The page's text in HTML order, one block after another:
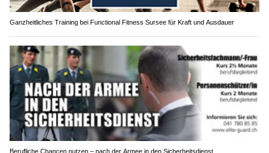
Ganzheitliches Training bei Functional Fitness Sursee für Kraft und Ausdauer
Berufliche Chancen nutzen – nach der Armee in den Sicherheitsdienst